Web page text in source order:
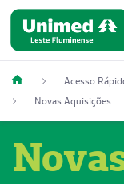
Acesso
Novas Aquisições